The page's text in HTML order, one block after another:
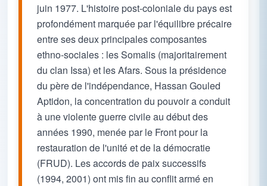
juin 1977. L'histoire post-coloniale du pays est
profondément marquée par l'équilibre précaire
entre ses deux principales composantes
ethno-sociales : les Somalis (majoritairement
du clan Issa) et les Afars. Sous la présidence
du père de l'indépendance, Hassan Gouled
Aptidon, la concentration du pouvoir a conduit
à une violente guerre civile au début des
années 1990, menée par le Front pour la
restauration de l'unité et de la démocratie
(FRUD). Les accords de paix successifs
(1994, 2001) ont mis fin au conflit armé en